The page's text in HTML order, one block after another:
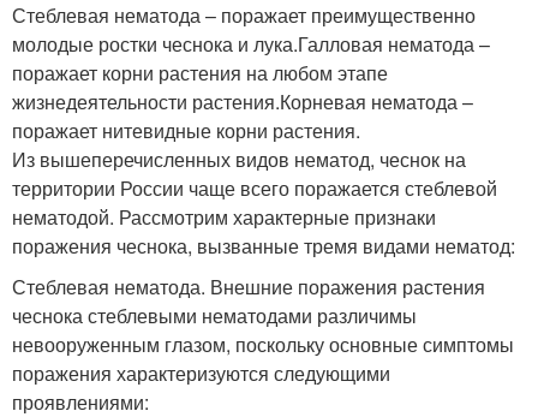
Стеблевая нематода – поражает преимущественно
молодые ростки чеснока и лука.Галловая нематода –
поражает корни растения на любом этапе
жизнедеятельности растения.Корневая нематода –
поражает нитевидные корни растения.
Из вышеперечисленных видов нематод, чеснок на
территории России чаще всего поражается стеблевой
нематодой. Рассмотрим характерные признаки
поражения чеснока, вызванные тремя видами нематод:
Стеблевая нематода. Внешние поражения растения
чеснока стеблевыми нематодами различимы
невооруженным глазом, поскольку основные симптомы
поражения характеризуются следующими
проявлениями: